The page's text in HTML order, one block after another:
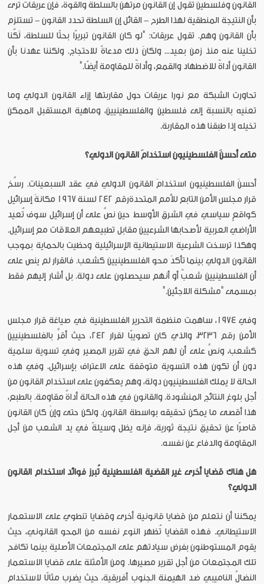
القانون وفلسطين تقول إن القانون مرتهن بالسلطة والقوة، فإن عريقات ترى
بأن النتيجة المنطقية لهذا الطرح - القائل إن السلطة تحدد القانون - تستلزم
بأن القانون وهم. تقول عريقات: "لو كان القانون تبريرًا بحتًا للسلطة، لَكُنا
تخلينا عنه منذ زمن بعيد... ولكانَ ذلك مدعاةً للاحتجاج. ولكننا عهدنا بأن
القانون أداةٌ للاضطهاد والقمع، وأداةٌ للمقاومة أيضًا."
تحاورت الشبكة مع نورا عريقات حول مقاربتها إزاء القانون الدولي وما
تعنيه بالنسبة إلى فلسطين والفلسطينيين، وماهية المستقبل الممكن
تخيله إذا طبقنا هذه المقاربة.
متى أحسنَ الفلسطينيون استخدامَ القانون الدولي؟
أحسنَ الفلسطينيون استخدامَ القانون الدولي في عقد السبعينات. رسَّخ
قرار مجلس الأمن التابع للأمم المتحدةرقم 242 لسنة 1967 مكانةَ إسرائيل
كواقعٍ سياسي في الشرق الأوسط حين نصَّ على أن إسرائيل سوف تُعيد
الأراضي العربية لأصحابها الشرعيين مقابل تطبيعهم العلاقات مع إسرائيل.
وهكذا ترسخت الشرعية الاستيطانية الإسرائيلية وحظيت بالحماية بموجب
القانون الدولي بينما تأكدَ محو الفلسطينيين كشعب. فالقرار لم ينص على
أن الفلسطينيين شعبٌ أو أنهم سيحصلون على دولة. بل أشار إليهم فقط
بمسمى "مشكلة اللاجئين."
وفي 1974، ساهمت منظمة التحرير الفلسطينية في صياغة قرار مجلس
الأمن رقم 3236، والذي كان تصويبًا لقرار 242، حيث أقرَّ بالفلسطينيين
كشعب، ونصَّ على أن لهم الحق في تقرير المصير وفي تسوية سلمية
دون أن تكون هذه التسوية متوقفة على الاعتراف بإسرائيل. وفي هذه
الحالة لا يملك الفلسطينيون دولة، وهم يعكفون على استخدام القانون من
أجل بلوغ النتائج المنشودة. والقانون في هذه الحالة أداةُ مقاومة. بالطبع،
هذا أقصى ما يمكن تحقيقه بواسطة القانون. ولكن حتى وإنْ كان القانون
قاصرًا عن تحقيق نتيجة ثورية، فإنه يظل وسيلةً في يد الشعب من أجل
المقاومة والدفاع عن نفسه.
هل هناك قضايا أخرى غير القضية الفلسطينية تُبرز فوائد استخدام القانون
الدولي؟
يمكننا أن نتعلم من قضايا قانونية أخرى وقضايا تنطوي على الاستعمار
الاستيطاني. فهذه القضايا تُظهر النوع نفسه من المحو القانوني، حيث
يقوم المستوطنون بفرض سيادتهم على المجتمعات الأصلية بينما تكافح
تلك المجتمعات من أجل تقرير مصيرها. ومن الأمثلة على قضايا الاستعمار
النضالُ الناميبي ضد الهيمنة الجنوب أفريقية، حيث يضرب مثالًا لاستخدام